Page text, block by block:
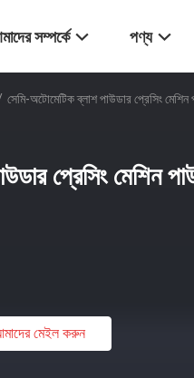
সম্পর্কে পণ্য
সেমি-অটোমেটিক ব্লাশ পাউডার প্রেসিং
প্রেসিং মেশিন
মেইল ​​করুন